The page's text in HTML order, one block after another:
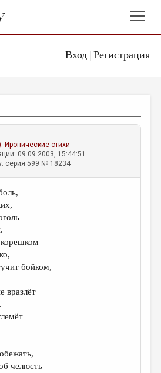
Вход| Регистрация
Иронические стихи
09.09.2003, 15:44:51
серия 599 № 18234
бойком,
вразлёт
челюсть